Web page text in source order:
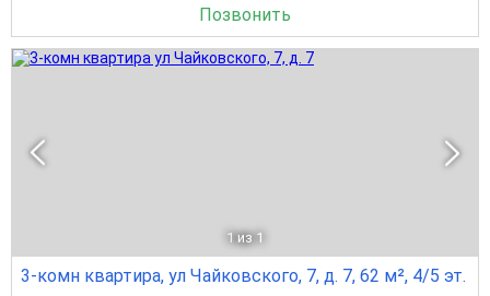
Позвонить
1 из 1
3-комн квартира, ул Чайковского, 7, д. 7, 62 м², 4/5 эт.